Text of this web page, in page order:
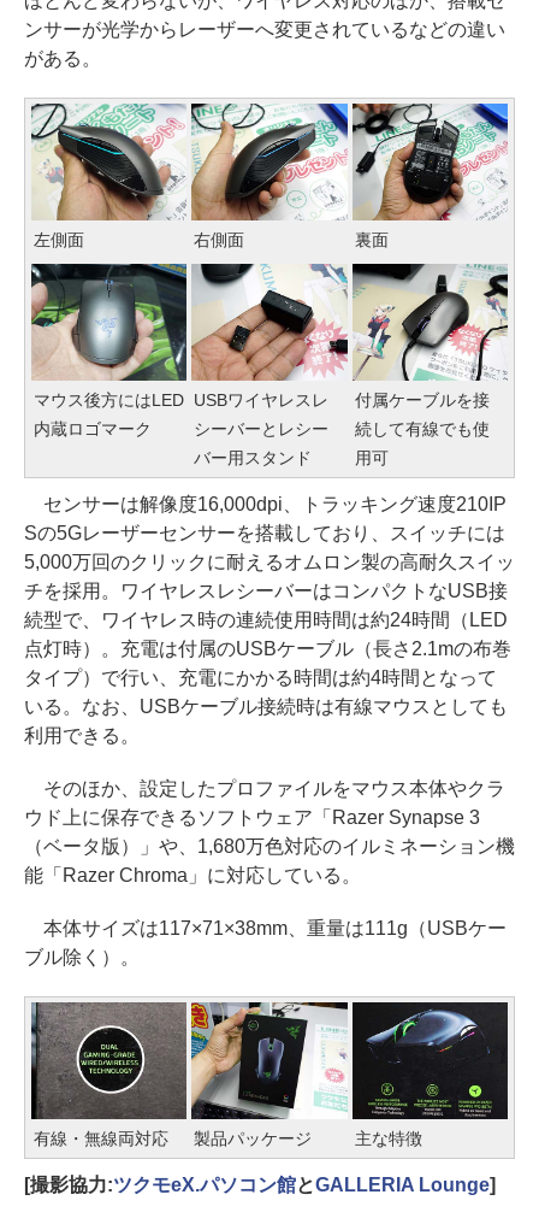
ンサーが光学からレーザーへ変更されているなどの違い
がある。
左側面 右側面 裏面
マウス後方にはLED
内蔵ロゴマーク
USBワイヤレスレ
シーバーとレシー
バー用スタンド
付属ケーブルを接
続して有線でも使
用可
センサーは解像度16,000dpi、トラッキング速度210IP
Sの5Gレーザーセンサーを搭載しており、スイッチには
5,000万回のクリックに耐えるオムロン製の高耐久スイッ
チを採用。ワイヤレスレシーバーはコンパクトなUSB接
続型で、ワイヤレス時の連続使用時間は約24時間（LED
点灯時）。充電は付属のUSBケーブル（長さ2.1mの布巻
タイプ）で行い、充電にかかる時間は約4時間となって
いる。なお、USBケーブル接続時は有線マウスとしても
利用できる。
そのほか、設定したプロファイルをマウス本体やクラ
ウド上に保存できるソフトウェア「Razer Synapse 3
（ベータ版）」や、1,680万色対応のイルミネーション機
能「Razer Chroma」に対応している。
本体サイズは117×71×38mm、重量は111g（USBケー
ブル除く）。
有線・無線両対応 製品パッケージ 主な特徴
[撮影協力:ツクモeX.パソコン館とGALLERIA Lounge]